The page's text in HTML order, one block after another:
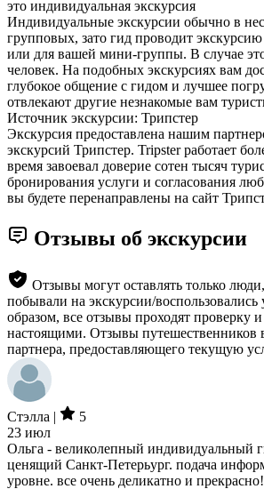
это индивидуальная экскурсия
Индивидуальные экскурсии обычно в
групповых, зато гид проводит
или для вашей мини-группы. В случае
человек. На подобных экскурсиях вам
глубокое общение с гидом и лучшее
отвлекают другие незнакомые вам
Источник экскурсии: Трипстер
Экскурсия предоставлена нашим
экскурсий Трипстер. Tripster работает
время завоевал доверие сотен тысяч
бронирования услуги и согласования
вы будете перенаправлены на сайт
Отзывы об экскурсии
Отзывы могут оставлять только
побывали на экскурсии/
образом, все отзывы проходят проверку
настоящими. Отзывы путешественников
партнера, предоставляющего текущую
Стэлла |
5
23 июл
Ольга - великолепный индивидуальный
ценящий Санкт-Петерьург. подача
уровне. все очень деликатно и